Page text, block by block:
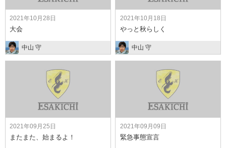
2021年10月28日
大会
中山 守
2021年10月18日
やっと秋らしく
中山 守
2021年09月25日
またまた、始まるよ！
2021年09月09日
緊急事態宣言